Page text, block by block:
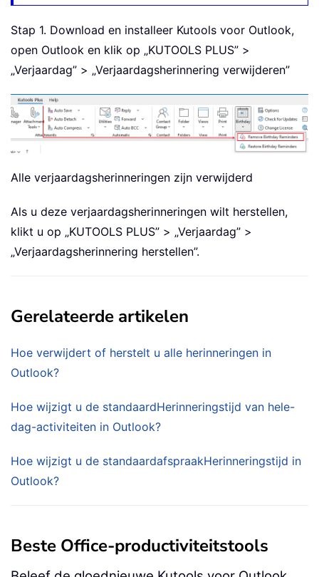
Stap 1. Download en installeer Kutools voor Outlook,
open Outlook en klik op „KUTOOLS PLUS” >
„Verjaardag” > „Verjaardagsherinnering verwijderen”
Alle verjaardagsherinneringen zijn verwijderd
Als u deze verjaardagsherinneringen wilt herstellen,
klikt u op „KUTOOLS PLUS” > „Verjaardag” >
„Verjaardagsherinnering herstellen”.
Gerelateerde artikelen
Hoe verwijdert of herstelt u alle herinneringen in
Outlook?
Hoe wijzigt u de standaardHerinneringstijd van hele-
dag-activiteiten in Outlook?
Hoe wijzigt u de standaardafspraakHerinneringstijd in
Outlook?
Beste Office-productiviteitstools